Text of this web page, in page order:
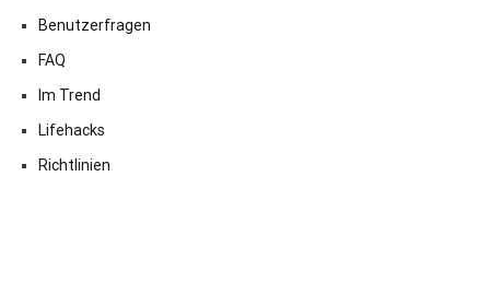
Benutzerfragen
FAQ
Im Trend
Lifehacks
Richtlinien